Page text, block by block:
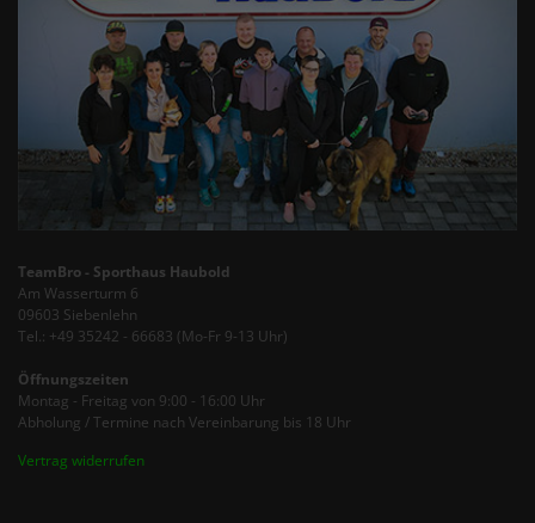
TeamBro - Sporthaus Haubold
Am Wasserturm 6
09603 Siebenlehn
Tel.: +49 35242 - 66683 (Mo-Fr 9-13 Uhr)
Öffnungszeiten
Montag - Freitag von 9:00 - 16:00 Uhr
Abholung / Termine nach Vereinbarung bis 18 Uhr
Vertrag widerrufen